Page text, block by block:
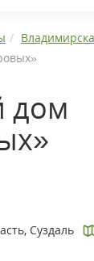
дом
Суздаль